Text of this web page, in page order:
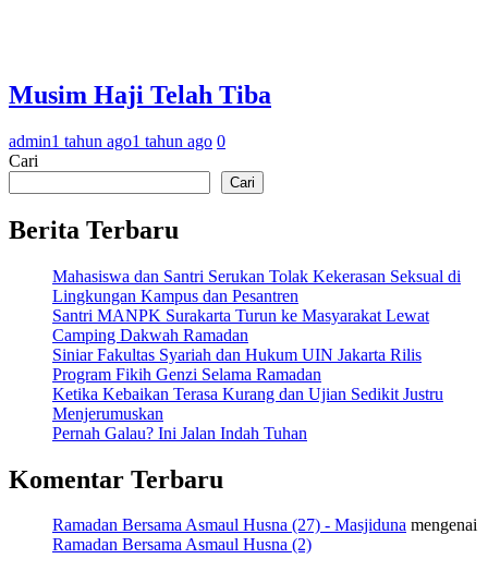
Musim Haji Telah Tiba
admin1 tahun ago1 tahun ago 0
Cari
Cari
Berita Terbaru
Mahasiswa dan Santri Serukan Tolak Kekerasan Seksual di
Lingkungan Kampus dan Pesantren
Santri MANPK Surakarta Turun ke Masyarakat Lewat
Camping Dakwah Ramadan
Siniar Fakultas Syariah dan Hukum UIN Jakarta Rilis
Program Fikih Genzi Selama Ramadan
Ketika Kebaikan Terasa Kurang dan Ujian Sedikit Justru
Menjerumuskan
Pernah Galau? Ini Jalan Indah Tuhan
Komentar Terbaru
Ramadan Bersama Asmaul Husna (27) - Masjiduna mengenai
Ramadan Bersama Asmaul Husna (2)